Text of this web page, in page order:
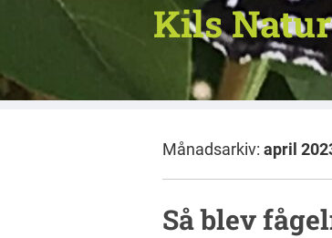
Kils
Månadsarkiv: april
Så blev